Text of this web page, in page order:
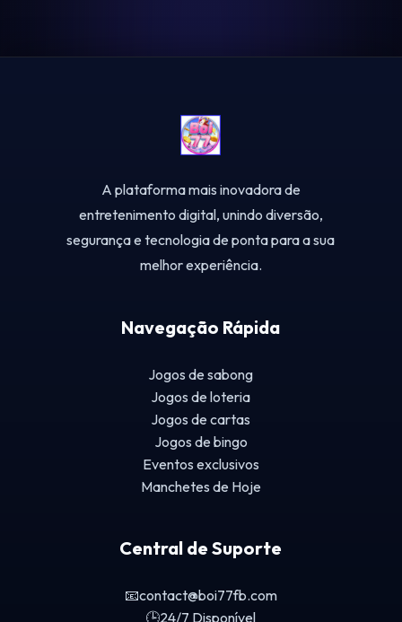
A plataforma mais inovadora de
entretenimento digital, unindo diversão,
segurança e tecnologia de ponta para a sua
melhor experiência.
Navegação Rápida
Jogos de sabong
Jogos de loteria
Jogos de cartas
Jogos de bingo
Eventos exclusivos
Manchetes de Hoje
Central de Suporte
📧contact@boi77fb.com
🕒24/7 Disponível